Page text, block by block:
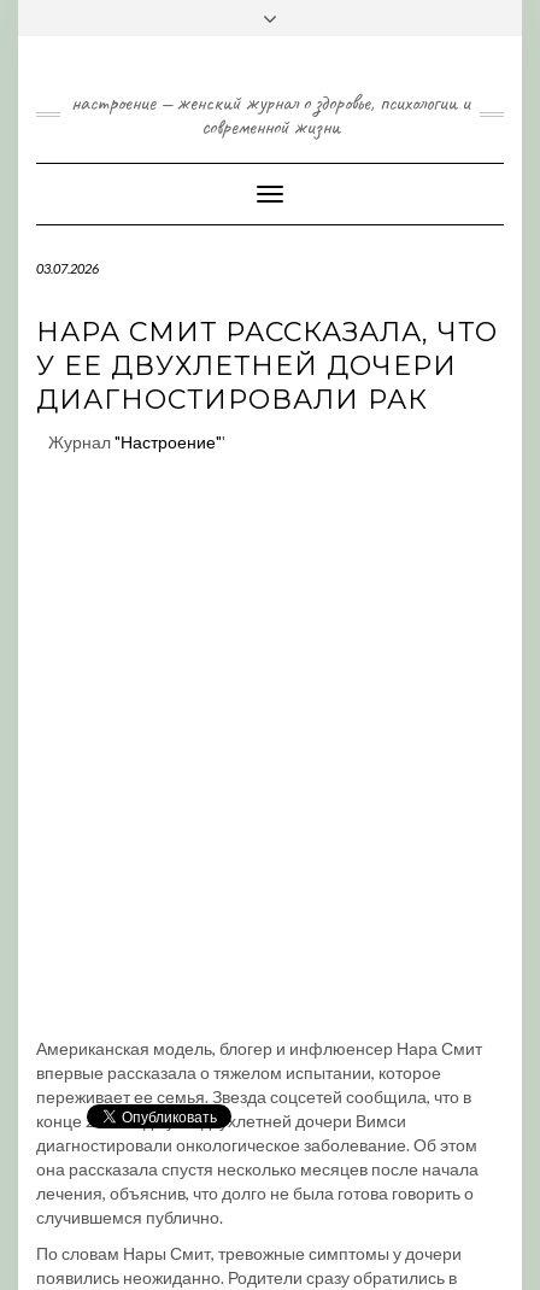
настроение — женский журнал о здоровье, психологии и
современной жизни
Toggle
Navigation
03.07.2026
НАРА СМИТ РАССКАЗАЛА, ЧТО
У ЕЕ ДВУХЛЕТНЕЙ ДОЧЕРИ
ДИАГНОСТИРОВАЛИ РАК
Журнал"Настроение"'
Американская модель, блогер и инфлюенсер Нара Смит
впервые рассказала о тяжелом испытании, которое
переживает ее семья. Звезда соцсетей сообщила, что в
конце 2025 года у ее двухлетней дочери Вимси
диагностировали онкологическое заболевание. Об этом
она рассказала спустя несколько месяцев после начала
лечения, объяснив, что долго не была готова говорить о
случившемся публично.
По словам Нары Смит, тревожные симптомы у дочери
появились неожиданно. Родители сразу обратились в